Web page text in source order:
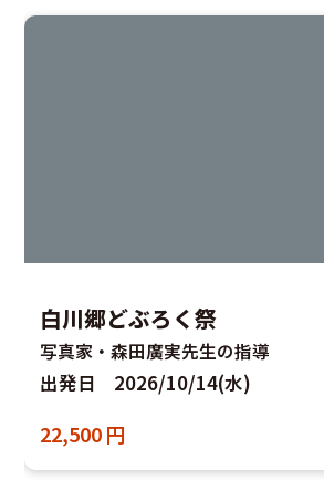
木戸池温泉に宿泊 志賀高原
葉と渋峠の夕景・朝景
写真家・井上嘉代子先生の指導
65,800円